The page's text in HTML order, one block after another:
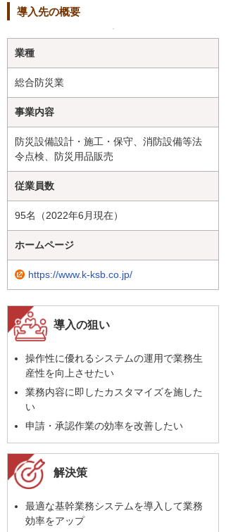
導入先の概要
業種
総合防災業
事業内容
防災設備設計・施工・保守、消防設備等法
令点検、防災用品販売
従業員数
95名（2022年6月現在）
ホームページ
https://www.k-ksb.co.jp/
導入の狙い
操作性に優れるシステムの運用で業務生
産性を向上させたい
業務内容に即したカスタマイズを施した
い
申請・承認作業の効率を改善したい
解決策
最適な基幹業務システムを導入して業務
効率をアップ